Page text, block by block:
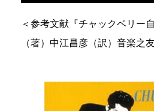
＜参考文献『チャックベリー
（著）中江昌彦（訳）音楽之